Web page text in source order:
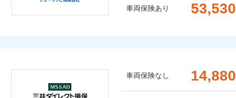
車両保険あり 53,530
車両保険なし 14,880